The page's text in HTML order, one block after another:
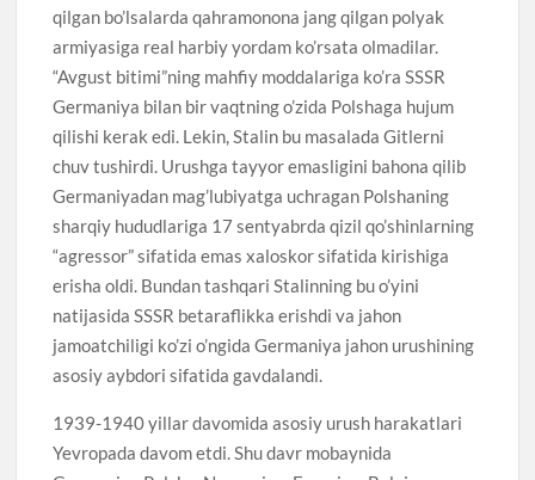
qilgan bo’lsalarda qahramonona jang qilgan polyak
armiyasiga real harbiy yordam ko’rsata olmadilar.
“Avgust bitimi”ning mahfiy moddalariga ko’ra SSSR
Germaniya bilan bir vaqtning o’zida Polshaga hujum
qilishi kerak edi. Lekin, Stalin bu masalada Gitlerni
chuv tushirdi. Urushga tayyor emasligini bahona qilib
Germaniyadan mag’lubiyatga uchragan Polshaning
sharqiy hududlariga 17 sentyabrda qizil qo’shinlarning
“agressor” sifatida emas xaloskor sifatida kirishiga
erisha oldi. Bundan tashqari Stalinning bu o’yini
natijasida SSSR betaraflikka erishdi va jahon
jamoatchiligi ko’zi o’ngida Germaniya jahon urushining
asosiy aybdori sifatida gavdalandi.
1939-1940 yillar davomida asosiy urush harakatlari
Yevropada davom etdi. Shu davr mobaynida